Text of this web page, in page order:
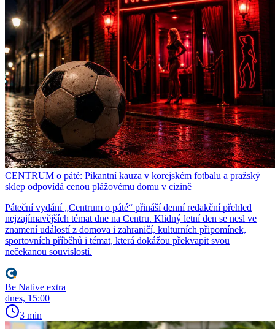
CENTRUM o páté: Pikantní kauza v korejském fotbalu a pražský
sklep odpovídá cenou plážovému domu v cizině
Páteční vydání „Centrum o páté“ přináší denní redakční přehled
nejzajímavějších témat dne na Centru. Klidný letní den se nesl ve
znamení událostí z domova i zahraničí, kulturních připomínek,
sportovních příběhů i témat, která dokážou překvapit svou
nečekanou souvislostí.
Be Native extra
dnes, 15:00
3 min